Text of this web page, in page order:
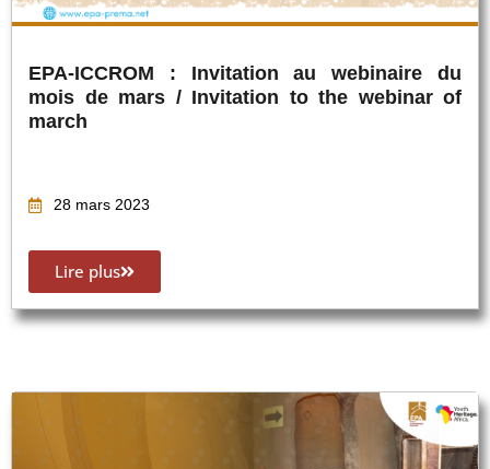
EPA-ICCROM : Invitation au webinaire du
mois de mars / Invitation to the webinar of
march
28 mars 2023
Lire plus